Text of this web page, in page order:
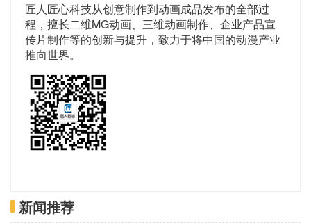
匠人匠心科技从创意制作到动画成品发布的全部过
程，擅长二维MG动画、三维动画制作、企业产品宣
传片制作等的创新与提升，致力于将中国的动漫产业
推向世界。
新闻推荐